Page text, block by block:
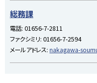
プ
に
戻
総務課
電話: 01656-7-2811
ファクシミリ: 01656-7-2594
メールアドレス: nakagawa-